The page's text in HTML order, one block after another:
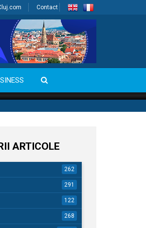
Contact
ARTICOLE
262
291
122
268